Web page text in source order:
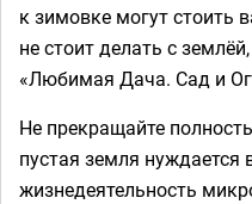
к зимовке могут стоить
не стоит делать с
«Любимая Дача. Сад и
Не прекращайте
пустая земля нуждается
жизнедеятельность